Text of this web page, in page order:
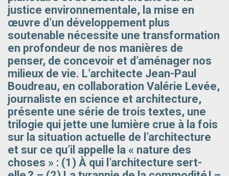
justice environnementale, la mise en
œuvre d’un développement plus
soutenable nécessite une transformation
en profondeur de nos manières de
penser, de concevoir et d’aménager nos
milieux de vie. L’architecte Jean-Paul
Boudreau, en collaboration Valérie Levée,
journaliste en science et architecture,
présente une série de trois textes, une
trilogie qui jette une lumière crue à la fois
sur la situation actuelle de l’architecture
et sur ce qu’il appelle la « nature des
choses » : (1) À qui l’architecture sert-